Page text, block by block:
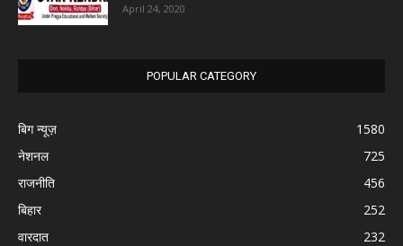
April 24, 2020
POPULAR CATEGORY
बिग न्यूज़
1580
नेशनल
725
राजनीति
456
बिहार
252
वारदात
232